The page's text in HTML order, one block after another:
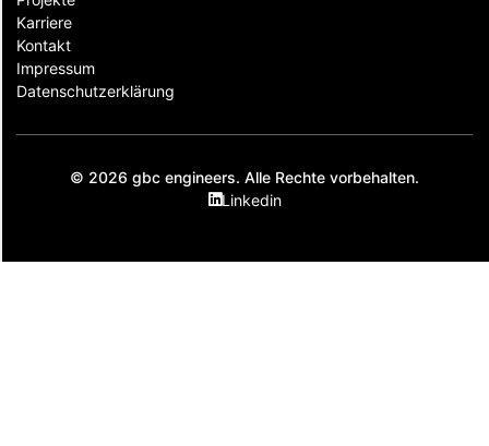
Karriere
Kontakt
Impressum
Datenschutzerklärung
© 2026 gbc engineers. Alle Rechte vorbehalten.
Linkedin